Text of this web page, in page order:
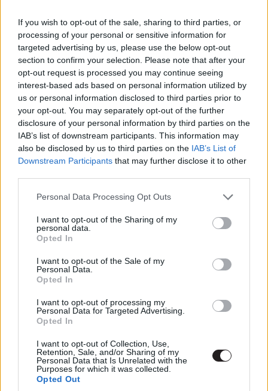
If you wish to opt-out of the sale, sharing to third parties, or
processing of your personal or sensitive information for
targeted advertising by us, please use the below opt-out
section to confirm your selection. Please note that after your
opt-out request is processed you may continue seeing
interest-based ads based on personal information utilized by
us or personal information disclosed to third parties prior to
your opt-out. You may separately opt-out of the further
disclosure of your personal information by third parties on the
IAB’s list of downstream participants. This information may
also be disclosed by us to third parties on the IAB’s List of
Downstream Participants that may further disclose it to other
Please note that this website/app uses one or more Google
not limited to your visit or usage behaviour. You may click to
grant or deny consent to Google and its third-party tags to
use your data for below specified purposes in below Google
consent section.
Personal Data Processing Opt Outs
I want to opt-out of the Sharing of my
personal data.
Opted In
I want to opt-out of the Sale of my
Personal Data.
Opted In
I want to opt-out of processing my
Personal Data for Targeted Advertising.
Opted In
I want to opt-out of Collection, Use,
Retention, Sale, and/or Sharing of my
Personal Data that Is Unrelated with the
Purposes for which it was collected.
Opted Out
amelyben
Alden Ehrenreich
főszereplésével végre
megismerhetjük, honnan indult a galaxis
legszemtelenebb űrcsempésze, hogyan fűzi szoros
barátság Csubakkához és miképpen tesz szert a
Millenium Falconra Landótól.
De mielőtt beülnétek afilmre, még mindenképpen
gyertek el velünk játszani egyet a Barcraft 2-be, május
20-án, vasárnap este, ahol megtartjuk első kvízünket,
méghozzá Star Wars témában! (Most bizonyára úgy
Persze a Solo: Egy Star Wars-Kvíz nem kizárólag Han
kalandjairól tartogat kérdéseket, minden eddig
könnyebbeket fogjuk feltenni, szóval érdemes készülni.
regisztrációhoz kötött. A csapatok jelentkezését a kvíz
Facebook eseményén várjuk névvel és létszámmal.
mindannyian tisztában vagyunk Yoda bölcs szavaival a
próbálkozással kapcsolatban), hiszen értékes
nyeremények ütik a három döntős csapat markát olyan